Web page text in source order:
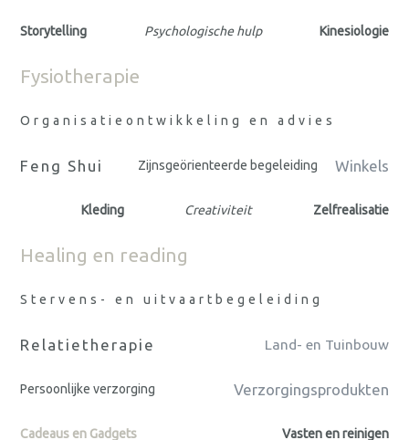
Storytelling Psychologische hulp Kinesiologie
Fysiotherapie
Organisatieontwikkeling en advies
Feng Shui Zijnsgeörienteerde begeleiding Winkels
Kleding Creativiteit Zelfrealisatie
Healing en reading
Stervens- en uitvaartbegeleiding
Relatietherapie Land- en Tuinbouw
Persoonlijke verzorging Verzorgingsprodukten
Cadeaus en Gadgets Vasten en reinigen